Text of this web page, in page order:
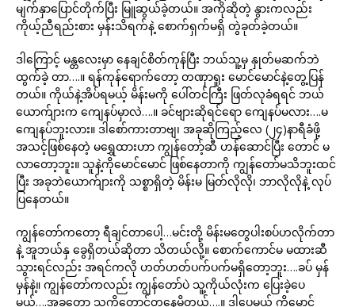
မျက်နှာပြောင်တိုက်ပြီး မြူဆွယ်ခဲ့တယ်။ အကိုဆိုတဲ့ နွားကလည်း
ကိုယ့်ညီရည်းစား မှန်းသိရက်နဲ့ စောက်ရှက်မရှိ တွဲခုတ်ခဲ့တယ်။
ဒါကြောင့် မန္တလေးမှာ နေချင်စိတ်ကုန်ပြီး ဘယ်သူ့မှ နှုတ်မဆက်ဘဲ
ထွက်ခဲ့ တာ….။ ရန်ကုန်ရောက်တော့ တဏှာရူး မောင်မောင်နဲ့တွေ့ပြန်
တယ်။ ကိုယ်နဲ့အိပ်ရမယ့် မိန်းမကို ပေါ်တင်ကြီး ဖြတ်လုခံရရင် ဘယ်
ယောက်ျားက ကျေနပ်မှာလဲ….။ ခင်ဗျားဆိုရင်ရော ကျေနပ်မလား….မ
ကျေနပ်ဘူးလား။ ဒါစော်ကားတာဗျ၊ အခုဆိုကြည့်လေ (၂၄)နာရီခံဖို့
အသင့်ဖြစ်နေတဲ့ မရွှေထားဟာ ကျွန်တော့်ဆီ ဟန်ဆောင်ပြီး တောင် မ
လာတော့ဘူး။ သူနဲ့ကိုမောင်မောင် ဖြစ်နေတာကို ကျွန်တော်မသိဘူးထင်
ပြီး အခုဘဲယောက်ျားကို သစ္စာရှိတဲ့ မိန်းမ မြတ်လိုလို၊ ဘာလိုလိုနဲ့ လုပ်
ပြနေတယ်။
ကျွန်တော်ကတော့ ရီချင်တာပေါ့…မင်းတို့ မိန်းမတွေပါးစပ်ဟလိုက်တာ
နဲ့ အူဘယ်နှ ခွေရှိတယ်ဆိုတာ သိတယ်လို့။ စောက်ကောင်မ မထားဆီ
သွားရင်လည်း အရင်ကလို ဟတ်ဟတ်ပက်ပက်မရှိတော့ဘူး….ခပ် မှန်
မှန်နဲ့။ ကျွန်တော်ကလည်း ကျွန်တော်ပဲ သူ့ကိုယ်လုံးက ပြေးခဲ့ပေ
မယ့်….အခုတော့ သူ့ကိုတောင့်တနေမိတယ်….။ ဒါပေမယ့် ကိုမောင်